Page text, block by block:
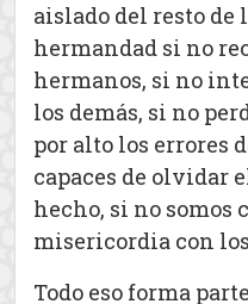
aislado del resto de
hermandad si no
hermanos, si no
los demás, si no
por alto los errores
capaces de olvidar
hecho, si no somos
misericordia con
Todo eso forma